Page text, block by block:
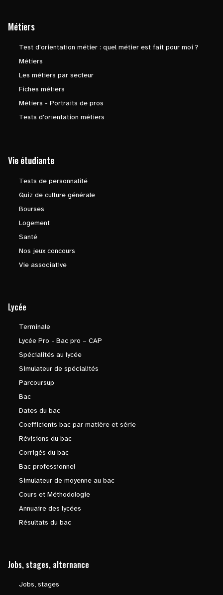
Métiers
Test d'orientation métier : quel métier est fait pour moi ?
Métiers
Les métiers par secteur
Fiches métiers
Métiers - Portraits de pros
Tests d'orientation métiers
Vie étudiante
Tests de personnalité
Quiz de culture générale
Bourses
Logement
Santé
Nos jeux concours
Vie associative
Lycée
Terminale
Lycée Pro - Bac pro – CAP
Spécialités au lycée
Simulateur de spécialités
Parcoursup
Bac
Dates du bac
Coefficients bac par matière et série
Révisions du bac
Corrigés du bac
Bac professionnel
Simulateur de moyenne au bac
Cours et Méthodologie
Annuaire des lycées
Résultats du bac
Jobs, stages, alternance
Jobs, stages